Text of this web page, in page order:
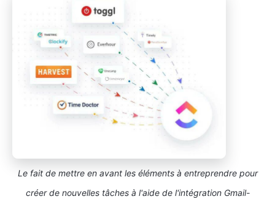
Le fait de mettre en avant les éléments à entreprendre pour
créer de nouvelles tâches à l'aide de l'intégration Gmail-